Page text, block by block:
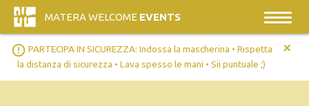
MATERA WELCOME EVENTS
error_outline PARTECIPA IN SICUREZZA: Indossa la mascherina • Rispetta
la distanza di sicurezza • Lava spesso le mani • Sii puntuale ;)
+